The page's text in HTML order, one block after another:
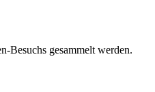
Besuchs gesammelt werden.